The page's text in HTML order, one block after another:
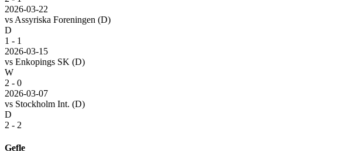
2026-03-22
vs Assyriska Foreningen (D)
D
1 - 1
2026-03-15
vs Enkopings SK (D)
W
2 - 0
2026-03-07
vs Stockholm Int. (D)
D
2 - 2
Gefle